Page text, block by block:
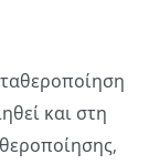
και στη